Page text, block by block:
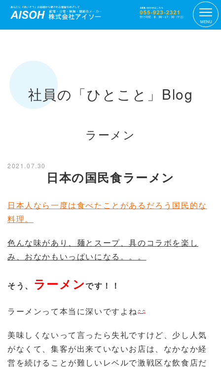
MENU
社員の「ひとこと」Blog
ラーメン
2021.07.30
日本の国民食ラーメン
日本人なら一度は食べたことがあるだろう国民的な
料理。
色んな味があり、麺とスープ、具のコラボを楽し
み、おなかもいっぱいになる。。。
そう、 ラーメンです！！
ラーメンって本当に深いですよね
美味しくないって言ったら失礼ですけど、少し人気
がなくて、集客が出来ていないお店は、なかなか経
営を続けることが難しいレベルで激戦区な飲食店だ